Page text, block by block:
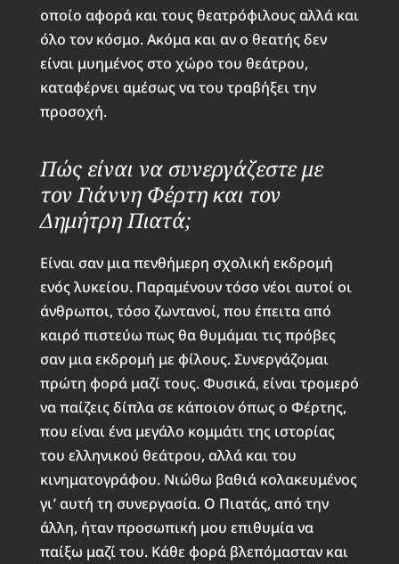
οποίο αφορά και τους θεατρόφιλους αλλά και
όλο τον κόσμο. Ακόμα και αν ο θεατής δεν
είναι μυημένος στο χώρο του θεάτρου,
καταφέρνει αμέσως να του τραβήξει την
προσοχή.
Πώς είναι να συνεργάζεστε με
τον Γιάννη Φέρτη και τον
Δημήτρη Πιατά;
Είναι σαν μια πενθήμερη σχολική εκδρομή
ενός λυκείου. Παραμένουν τόσο νέοι αυτοί οι
άνθρωποι, τόσο ζωντανοί, που έπειτα από
καιρό πιστεύω πως θα θυμάμαι τις πρόβες
σαν μια εκδρομή με φίλους. Συνεργάζομαι
πρώτη φορά μαζί τους. Φυσικά, είναι τρομερό
να παίζεις δίπλα σε κάποιον όπως ο Φέρτης,
που είναι ένα μεγάλο κομμάτι της ιστορίας
του ελληνικού θεάτρου, αλλά και του
κινηματογράφου. Νιώθω βαθιά κολακευμένος
γι’ αυτή τη συνεργασία. Ο Πιατάς, από την
άλλη, ήταν προσωπική μου επιθυμία να
παίξω μαζί του. Κάθε φορά βλεπόμασταν και